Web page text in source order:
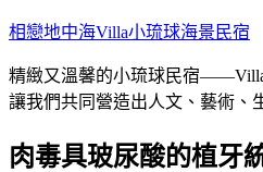
跳
主
要
容
相戀地中海Villa小琉球海景民宿
精緻又溫馨的小琉球民宿——Villa
讓我們共同營造出人文、藝術、
肉毒具玻尿酸的植牙